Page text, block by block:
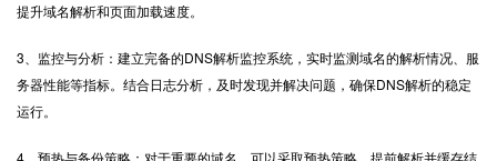
提升域名解析和页面加载速度。
3、监控与分析：建立完备的DNS解析监控系统，实时监测域名的解析情况、服
务器性能等指标。结合日志分析，及时发现并解决问题，确保DNS解析的稳定
运行。
4、预热与备份策略：对于重要的域名，可以采取预热策略，提前解析并缓存结